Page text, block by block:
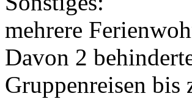
mehrere
Davon 2
Gruppenreisen bis